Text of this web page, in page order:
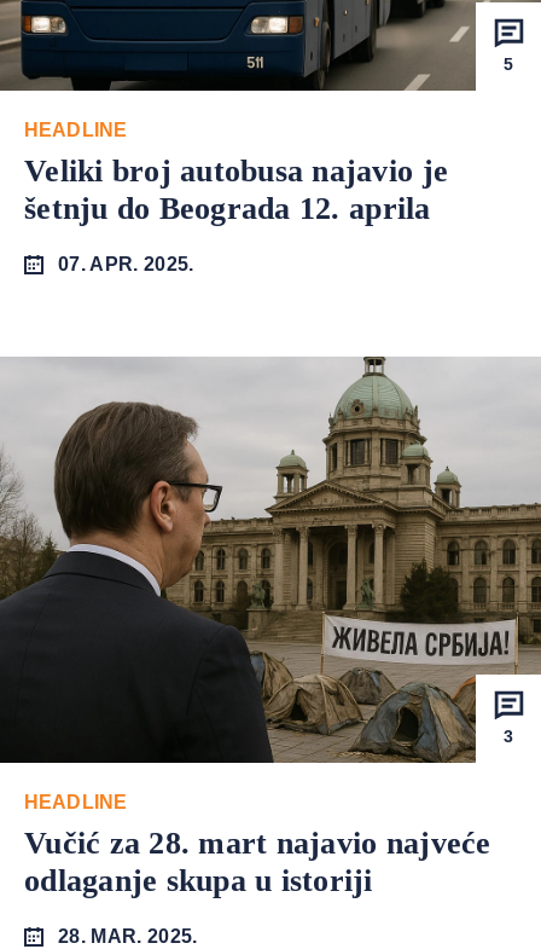
5
HEADLINE
Veliki broj autobusa najavio je
šetnju do Beograda 12. aprila
07. APR. 2025.
3
HEADLINE
Vučić za 28. mart najavio najveće
odlaganje skupa u istoriji
28. MAR. 2025.